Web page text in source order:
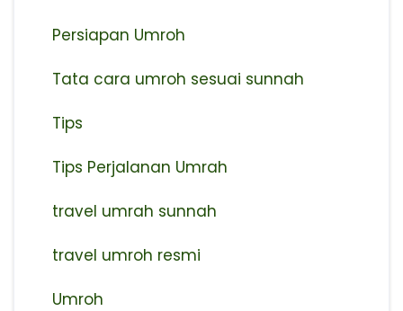
Persiapan Umroh
Tata cara umroh sesuai sunnah
Tips
Tips Perjalanan Umrah
travel umrah sunnah
travel umroh resmi
Umroh